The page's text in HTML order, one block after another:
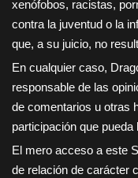
xenófobos, racistas,
contra la juventud o la
que, a su juicio, no
En cualquier caso,
responsable de las
de comentarios u otras
participación que pueda
El mero acceso a este
de relación de carácter